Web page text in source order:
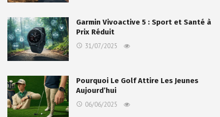
Garmin Vivoactive 5 : Sport et Santé à
Prix Réduit
31/07/2025
Pourquoi Le Golf Attire Les Jeunes
Aujourd’hui
06/06/2025